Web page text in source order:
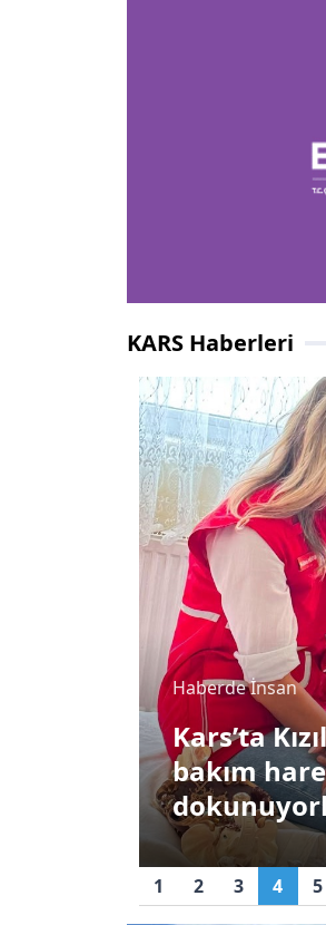
KARS Haberleri
Siyaset
MHP
tazeledi
1 2 3 4 5
Çevre